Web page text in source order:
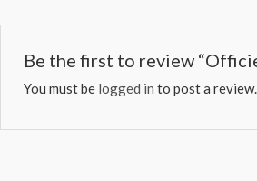
Be the first to review
You must be logged in to post a review.